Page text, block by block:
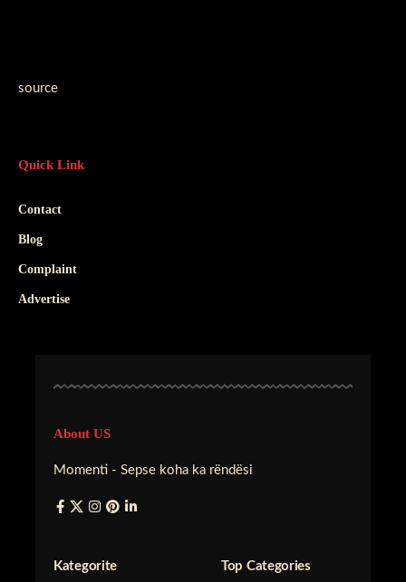
source
Quick Link
Contact
Blog
Complaint
Advertise
About US
Momenti - Sepse koha ka rëndësi
Kategorite Top Categories